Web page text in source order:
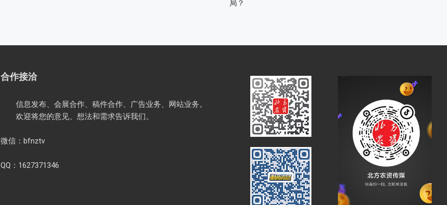
局？
合作接洽
信息发布、会展合作、稿件合作、广告业务、网站业务。
欢迎将您的意见、想法和需求告诉我们。
微信：bfnztv
QQ：1627371346